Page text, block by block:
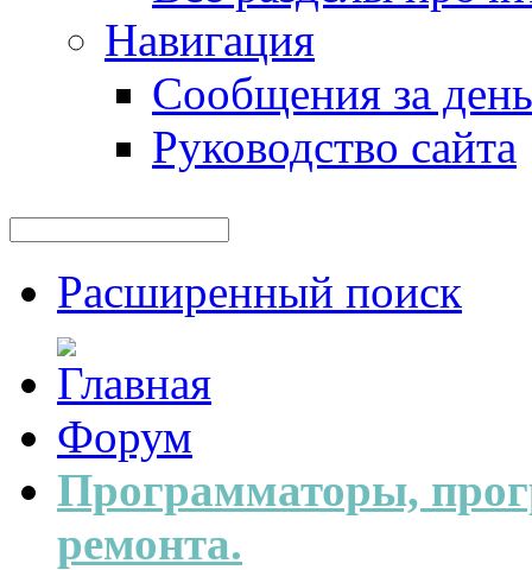
Навигация
Сообщения за день
Руководство сайта
Расширенный поиск
Форум
Программаторы,
ремонта.